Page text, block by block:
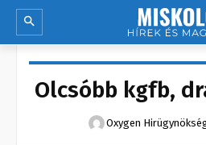
Olcsóbb kgfb,
Oxygen